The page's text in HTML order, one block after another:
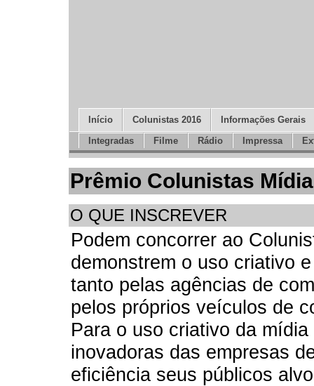
Início Colunistas 2016
Informações Gerais
Integradas
Filme Rádio Impressa
Prêmio Colunistas Mídia
O QUE INSCREVER
Podem concorrer ao
demonstrem o uso criativo
tanto pelas agências de
pelos próprios veículos de
Para o uso criativo da
inovadoras das empresas
eficiência seus públicos